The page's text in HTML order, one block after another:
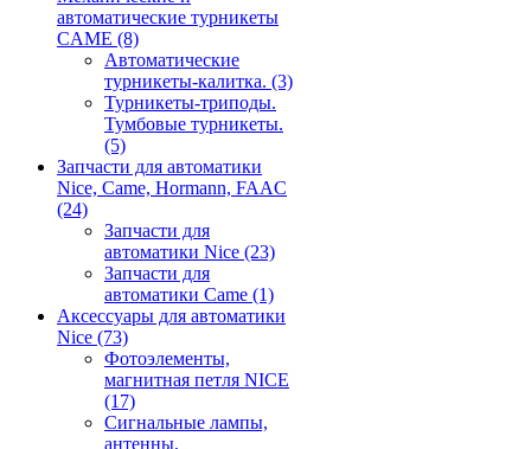
автоматические турникеты
CAME (8)
Автоматические
турникеты-калитка. (3)
Турникеты-триподы.
Тумбовые турникеты.
(5)
Запчасти для автоматики
Nice, Came, Hormann, FAAC
(24)
Запчасти для
автоматики Nice (23)
Запчасти для
автоматики Came (1)
Аксессуары для автоматики
Nice (73)
Фотоэлементы,
магнитная петля NICE
(17)
Сигнальные лампы,
антенны,